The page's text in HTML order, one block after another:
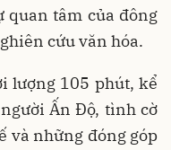
quan tâm của đông
cứu văn hóa.
lượng 105 phút, kể
Ấn Độ, tình cờ
và những đóng góp